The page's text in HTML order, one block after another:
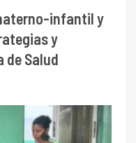
infantil y
y
de Salud